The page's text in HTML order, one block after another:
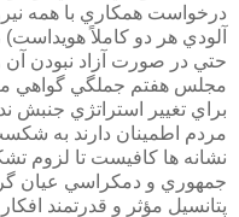
درخواست همكاري با همه
آلودي هر دو كاملاً
مجلس هفتم جملگي گواهي
براي تغيير استراتژي جنبش
مردم اطمينان دارند به
نشانه ها كافيست تا لزوم
جمهوري و دمكراسي عيان
پتانسيل مؤثر و قدرتمند